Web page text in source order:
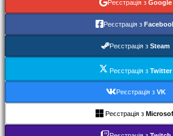
Акаунт
Увійти
Реєстрація з Google
Реєстрація з
Реєстрація з Steam
Реєстрація зTwitter
Реєстрація з VK
Реєстрація з